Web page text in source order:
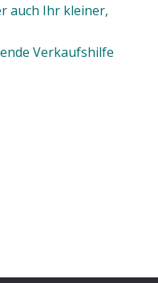
auch Ihr kleiner,
Verkaufshilfe